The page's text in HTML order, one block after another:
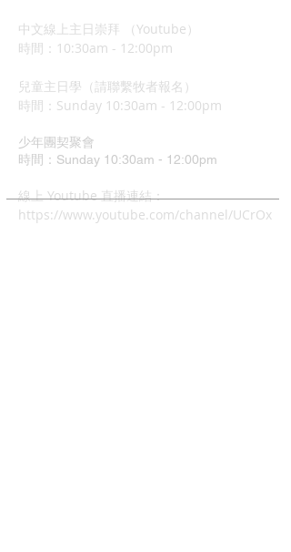
中文線上主日崇拜 （Youtube）
時間：10:30am - 12:00pm
兒童主日學（請聯繫牧者報名）
​時間：Sunday 10:30am - 12:00pm
少年團契聚會
時間：Sunday 10:30am - 12:00pm
​線上 Youtube 直播連結：
https://www.youtube.com/channel/UCrOx